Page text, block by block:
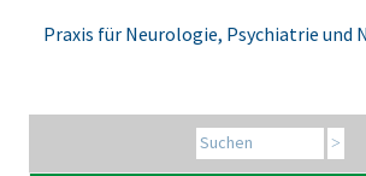
Praxis für Neurologie, Psychiatrie und
Search for: